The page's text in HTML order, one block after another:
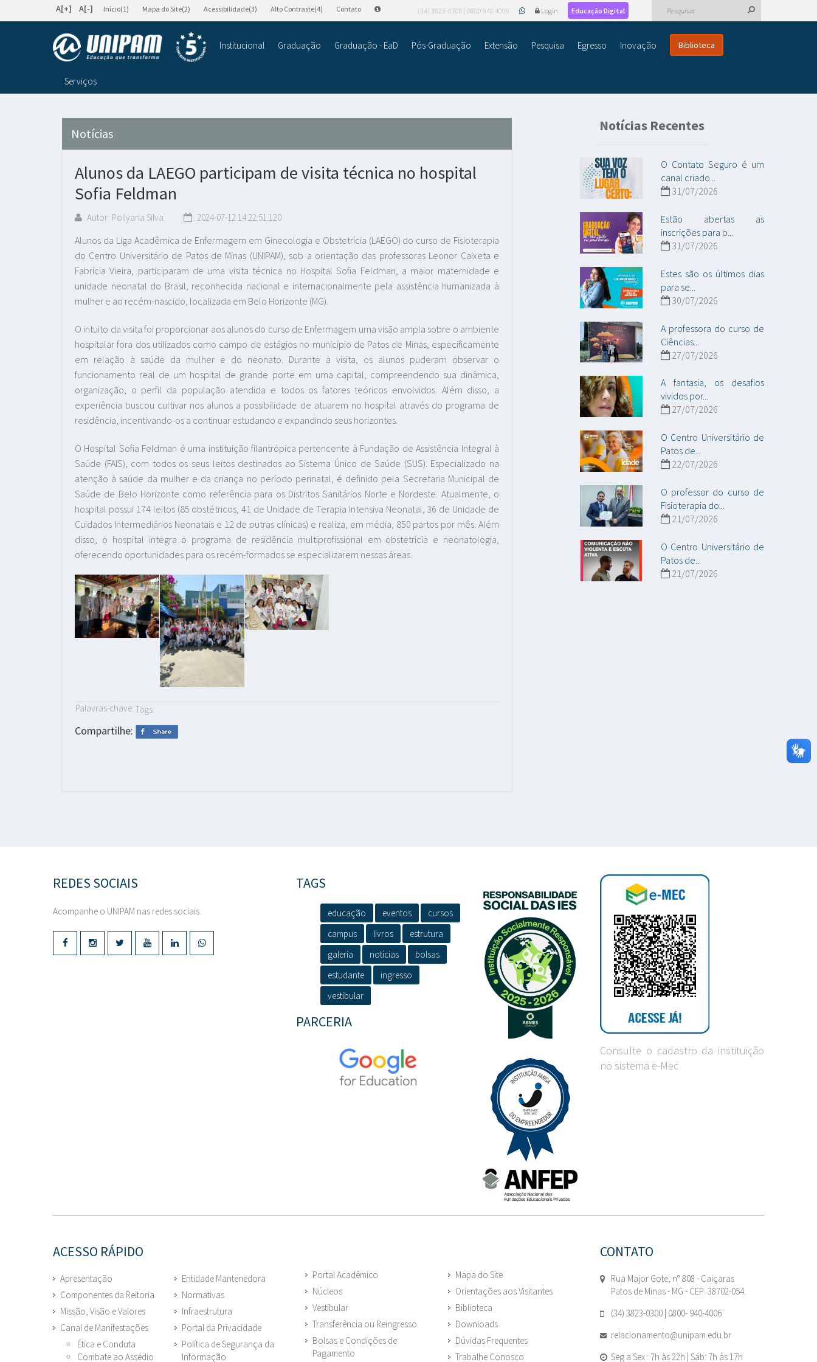
A[+] A[-] Início(1) Mapa do Site(2) Acessibilidade(3) Alto Contraste(4) Contato (34) 3823-0300 | 0800 940 4006 Login Educação Digital
Institucional Graduação Graduação - EaD Pós-Graduação Extensão Pesquisa Egresso Inovação Biblioteca
Serviços
Notícias
Alunos da LAEGO participam de visita técnica no hospital
Sofia Feldman
Autor: Pollyana Silva 2024-07-12 14:22:51.120
Alunos da Liga Acadêmica de Enfermagem em Ginecologia e Obstetrícia (LAEGO) do curso de Fisioterapia
do Centro Universitário de Patos de Minas (UNIPAM), sob a orientação das professoras Leonor Caixeta e
Fabrícia Vieira, participaram de uma visita técnica no Hospital Sofia Feldman, a maior maternidade e
unidade neonatal do Brasil, reconhecida nacional e internacionalmente pela assistência humanizada à
mulher e ao recém-nascido, localizada em Belo Horizonte (MG).
O intuito da visita foi proporcionar aos alunos do curso de Enfermagem uma visão ampla sobre o ambiente
hospitalar fora dos utilizados como campo de estágios no município de Patos de Minas, especificamente
em relação à saúde da mulher e do neonato. Durante a visita, os alunos puderam observar o
funcionamento real de um hospital de grande porte em uma capital, compreendendo sua dinâmica,
organização, o perfil da população atendida e todos os fatores teóricos envolvidos. Além disso, a
experiência buscou cultivar nos alunos a possibilidade de atuarem no hospital através do programa de
residência, incentivando-os a continuar estudando e expandindo seus horizontes.
O Hospital Sofia Feldman é uma instituição filantrópica pertencente à Fundação de Assistência Integral à
Saúde (FAIS), com todos os seus leitos destinados ao Sistema Único de Saúde (SUS). Especializado na
atenção à saúde da mulher e da criança no período perinatal, é definido pela Secretaria Municipal de
Saúde de Belo Horizonte como referência para os Distritos Sanitários Norte e Nordeste. Atualmente, o
hospital possui 174 leitos (85 obstétricos, 41 de Unidade de Terapia Intensiva Neonatal, 36 de Unidade de
Cuidados Intermediários Neonatais e 12 de outras clínicas) e realiza, em média, 850 partos por mês. Além
disso, o hospital integra o programa de residência multiprofissional em obstetrícia e neonatologia,
oferecendo oportunidades para os recém-formados se especializarem nessas áreas.
Palavras-chave: Tags:
Compartilhe:
Notícias Recentes
O Contato Seguro é um
canal criado...
31/07/2026
Estão abertas as
inscrições para o...
31/07/2026
Estes são os últimos dias
para se...
30/07/2026
A professora do curso de
Ciências...
27/07/2026
A fantasia, os desafios
vividos por...
27/07/2026
O Centro Universitário de
Patos de...
22/07/2026
O professor do curso de
Fisioterapia do...
21/07/2026
O Centro Universitário de
Patos de...
21/07/2026
REDES SOCIAIS
Acompanhe o UNIPAM nas redes sociais.
TAGS
educação eventos
cursos
campus
livros
estrutura
galeria
notícias
bolsas
estudante
ingresso
vestibular
PARCERIA
Consulte o cadastro da instituição
no sistema e-Mec
ACESSO RÁPIDO
Apresentação
Componentes da Reitoria
Missão, Visão e Valores
Canal de Manifestações
Ética e Conduta
Combate ao Assédio
Entidade Mantenedora
Normativas
Infraestrutura
Portal da Privacidade
Política de Segurança da
Informação
Portal Acadêmico
Núcleos
Vestibular
Transferência ou Reingresso
Bolsas e Condições de
Pagamento
Mapa do Site
Orientações aos Visitantes
Biblioteca
Downloads
Dúvidas Frequentes
Trabalhe Conosco
CONTATO
Rua Major Gote, n° 808 - Caiçaras
Patos de Minas - MG - CEP: 38702-054.
(34) 3823-0300 | 0800- 940-4006
relacionamento@unipam.edu.br
Seg a Sex : 7h às 22h | Sáb: 7h às 17h